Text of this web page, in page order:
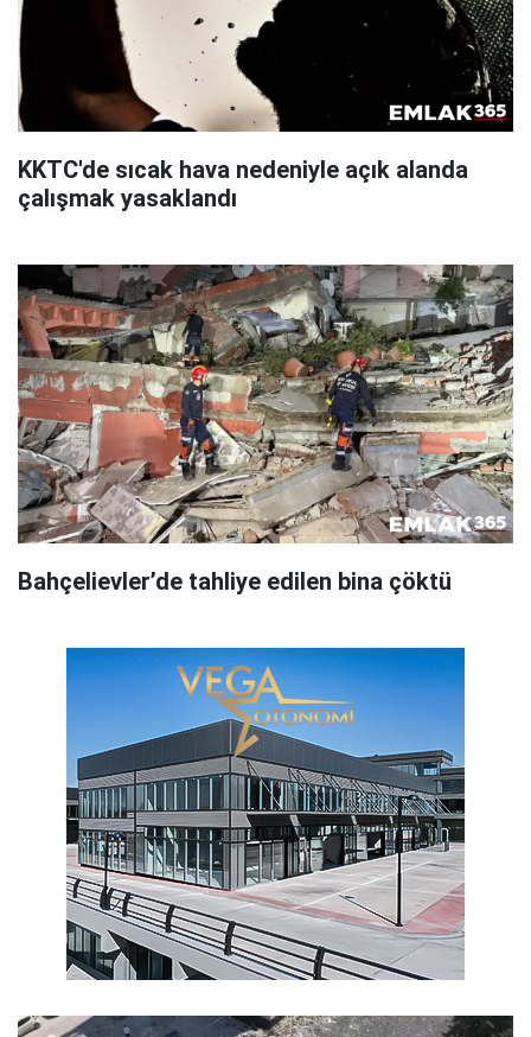
KKTC'de sıcak hava nedeniyle açık alanda
çalışmak yasaklandı
Bahçelievler’de tahliye edilen bina çöktü